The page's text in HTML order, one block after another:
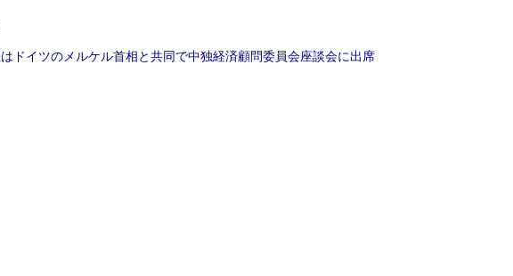
ドイツのメルケル首相と共同で中独経済顧問委員会座談会に出席